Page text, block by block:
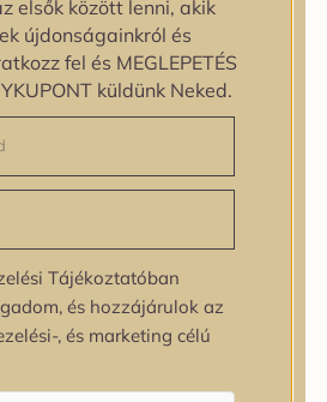
bőr
elsők között lenni, akik
újdonságainkról és
fel és MEGLEPETÉS
küldünk Neked.
Tájékoztatóban
és hozzájárulok az
, és marketing célú